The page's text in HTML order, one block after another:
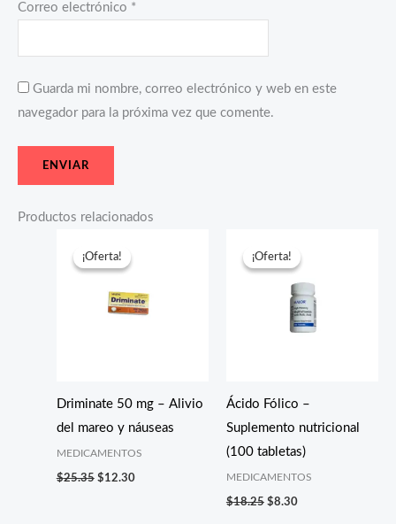
Correo electrónico *
Guarda mi nombre, correo electrónico y web en este
navegador para la próxima vez que comente.
Productos relacionados
¡Oferta!
¡Oferta!
Driminate 50 mg – Alivio
del mareo y náuseas
MEDICAMENTOS
$25.35
precio
original
$25.35.
$12.30
$12.30.
¡Oferta!
¡Oferta!
Ácido Fólico –
Suplemento nutricional
(100 tabletas)
MEDICAMENTOS
$18.25
precio
original
$18.25.
$8.30
actual
es:
$8.30.